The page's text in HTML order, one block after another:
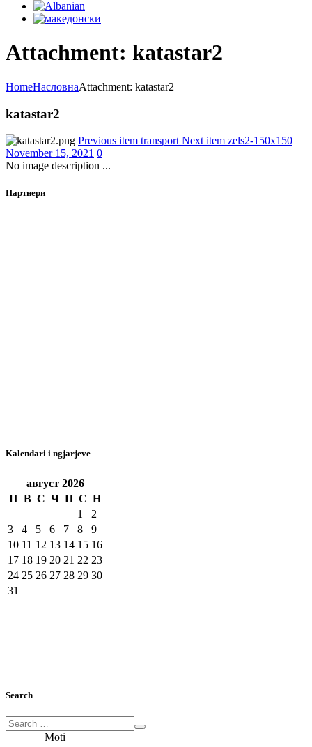
Attachment: katastar2
HomeНасловнаAttachment: katastar2
katastar2
Previous item transport Next item zels2-150x150
November 15, 2021 0
No image description ...
Партнери
Kalendari i ngjarjeve
август 2026
П В С Ч П С Н
1
2
3
4 5 6 7 8
9
10 11 12 13 14 15 16
17 18 19 20 21 22 23
24 25 26 27 28 29 30
31
Search
Moti